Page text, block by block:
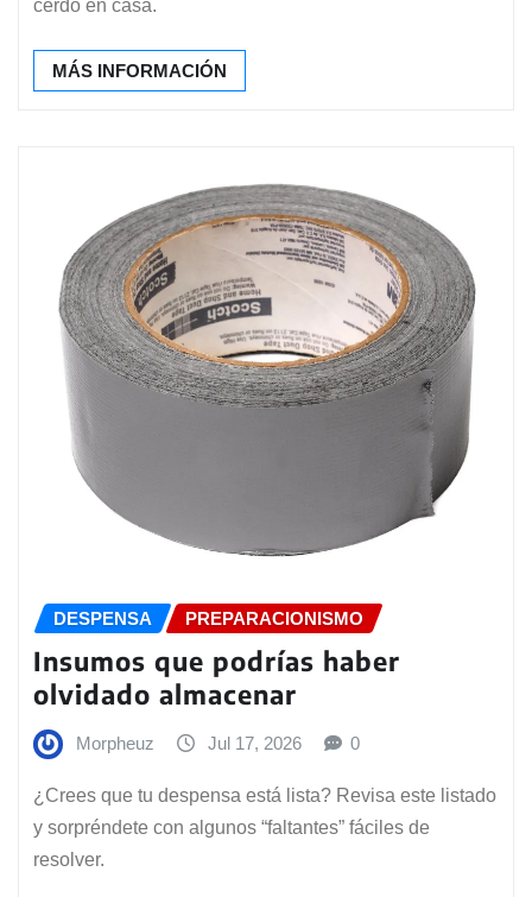
cerdo en casa.
MÁS INFORMACIÓN
DESPENSA PREPARACIONISMO
Insumos que podrías haber
olvidado almacenar
Morpheuz Jul 17, 2026 0
¿Crees que tu despensa está lista? Revisa este listado
y sorpréndete con algunos “faltantes” fáciles de
resolver.